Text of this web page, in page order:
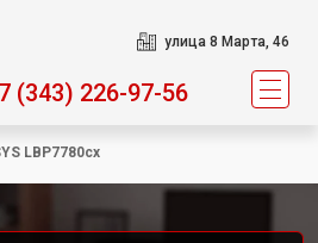
улица 8 Марта, 46
(343) 226-97-56
LBP7780cx